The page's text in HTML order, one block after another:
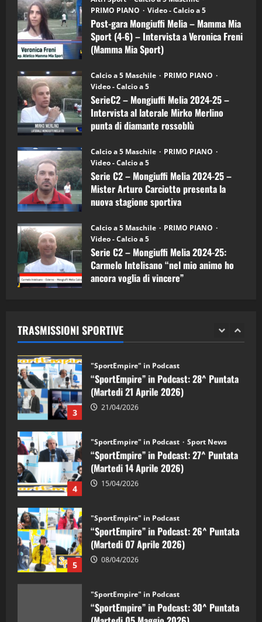
gara
Mongiuffi
Melia
–
Mamma
Mia
Sport
6)
–
Intervista
a
mister
Arturo
Carciotto
(Mongiuffi
PRIMO PIANO
Video - Calcio a 5
Post-gara Mongiuffi Melia – Mamma Mia
Sport (4-6) – Intervista a Veronica Freni
(Mamma Mia Sport)
Calcio a 5 Maschile
PRIMO PIANO
Video - Calcio a 5
SerieC2 – Mongiuffi Melia 2024-25 –
Intervista al laterale Mirko Merlino
punta di diamante rossoblù
Calcio a 5 Maschile
PRIMO PIANO
Video - Calcio a 5
Serie C2 – Mongiuffi Melia 2024-25 –
Mister Arturo Carciotto presenta la
nuova stagione sportiva
Calcio a 5 Maschile
PRIMO PIANO
Video - Calcio a 5
Serie C2 – Mongiuffi Melia 2024-25:
Carmelo Intelisano “nel mio animo ho
ancora voglia di vincere”
TRASMISSIONI SPORTIVE
3
(Martedi 21 Aprile 2026)
21/04/2026
4
“SportEmpire” in Podcast: 27^ Puntata
(Martedi 14 Aprile 2026)
15/04/2026
5
“SportEmpire” in Podcast: 26^ Puntata
(Martedi 07 Aprile 2026)
08/04/2026
1
“SportEmpire” in Podcast: 30^ Puntata
(Martedi 05 Maggio 2026)
08/05/2026
2 28/04/2026
3
"SportEmpire" in Podcast
“SportEmpire” in Podcast: 28^ Puntata
(Martedi 21 Aprile 2026)
21/04/2026
4
"SportEmpire" in Podcast Sport News
“SportEmpire” in Podcast: 27^ Puntata
(Martedi 14 Aprile 2026)
15/04/2026
5
"SportEmpire" in Podcast
“SportEmpire” in Podcast: 26^ Puntata
(Martedi 07 Aprile 2026)
08/04/2026
"SportEmpire" in Podcast
“SportEmpire” in Podcast: 30^ Puntata